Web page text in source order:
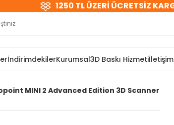
1250 TL ÜZERİ ÜCRETSİZ
İndirimdekilerKurumsal3D Baskı Hizmetiİletişim
MINI 2 Advanced Edition 3D Scanner